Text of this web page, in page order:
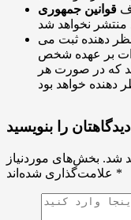
قوانین جمهوری
دهنده ثبت می
بر عهده شخص
که در صورت هر
دیدگاهتان را بنویسید
شد. بخش‌های موردنیاز
*